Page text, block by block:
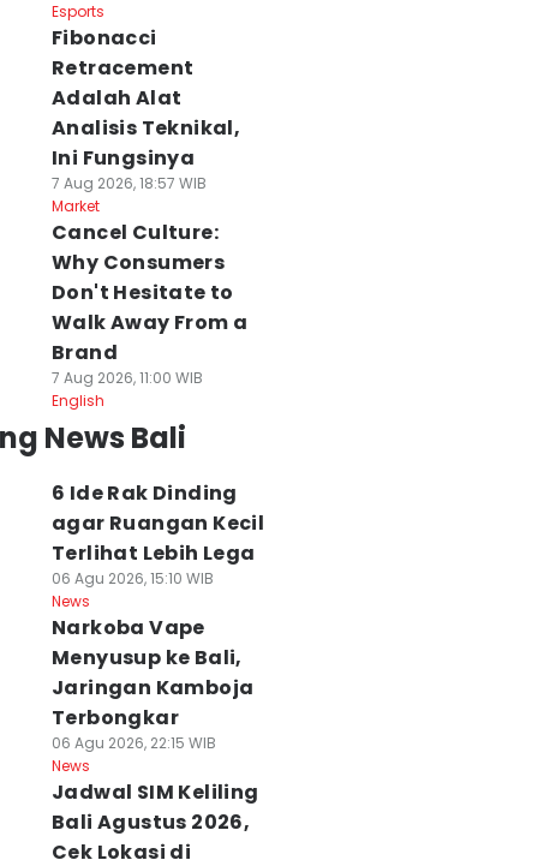
Denpasar
Kejiwaan
482 Burung dari
NTB Tanpa
Esports
Fibonacci
Retracement
Adalah Alat
Analisis Teknikal,
Ini Fungsinya
7 Aug 2026, 18:57 WIB
Market
Cancel Culture:
Why Consumers
Don't Hesitate to
Walk Away From a
Brand
7 Aug 2026, 11:00 WIB
English
News Bali
6 Ide Rak Dinding
agar Ruangan Kecil
Terlihat Lebih Lega
06 Agu 2026, 15:10 WIB
News
Narkoba Vape
Menyusup ke Bali,
Jaringan Kamboja
Terbongkar
06 Agu 2026, 22:15 WIB
News
Jadwal SIM Keliling
Bali Agustus 2026,
Cek Lokasi di